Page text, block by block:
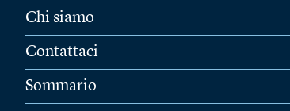
Chi siamo
Contattaci
Sommario